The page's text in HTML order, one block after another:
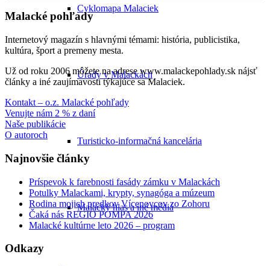
Cyklomapa Malaciek
Úrady v Malackách
Turisticko-informačná kancelária
Malacký hlas a iné médiá
Malacké pohľady
Internetový magazín s hlavnými témami: história, publicistika,
kultúra, šport a premeny mesta.
Už od roku 2006 môžete na adrese www.malackepohlady.sk nájsť
články a iné zaujímavosti týkajúce sa Malaciek.
Kontakt – o.z. Malacké pohľady
Venujte nám 2 % z daní
Naše publikácie
O autoroch
Najnovšie články
Príspevok k farebnosti fasády zámku v Malackách
Potulky Malackami, krypty, synagóga a múzeum
Rodina mojich predkov Vícenovcov zo Zohoru
Čaká nás REGIO POMPA 2026
Malacké kultúrne leto 2026 – program
Odkazy